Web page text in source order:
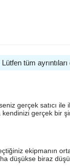
tüm
gerçek satıcı
kendinizi gerçek
ekipmanın
düşükse biraz